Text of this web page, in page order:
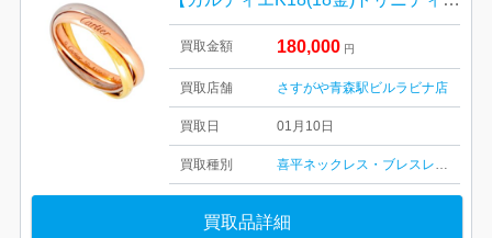
買取金額 180,000 円
買取店舗 さすがや青森駅ビルラビナ店
買取日 01月10日
買取種別 喜平ネックレス・ブレスレット
買取品詳細